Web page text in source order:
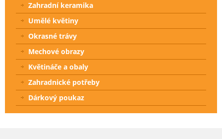
Zahradní keramika
Umělé květiny
Okrasné trávy
Mechové obrazy
Květináče a obaly
Zahradnické potřeby
Dárkový poukaz